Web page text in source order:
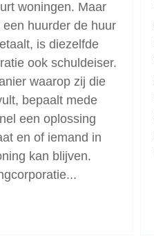
woningen. Maar
een huurder de huur
is diezelfde
ook schuldeiser.
waarop zij die
bepaalt mede
een oplossing
en of iemand in
kan blijven.